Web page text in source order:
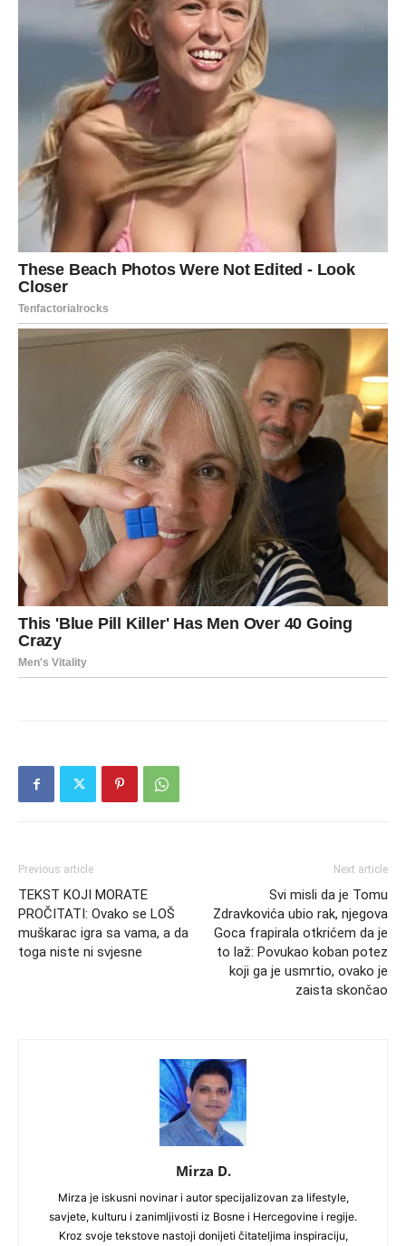
Previous article
TEKST KOJI MORATE
PROČITATI: Ovako se LOŠ
muškarac igra sa vama, a da
toga niste ni svjesne
Next article
Svi misli da je Tomu
Zdravkovića ubio rak, njegova
Goca frapirala otkrićem da je
to laž: Povukao koban potez
koji ga je usmrtio, ovako je
zaista skončao
Mirza D.
Mirza je iskusni novinar i autor specijalizovan za lifestyle,
savjete, kulturu i zanimljivosti iz Bosne i Hercegovine i regije.
Kroz svoje tekstove nastoji donijeti čitateljima inspiraciju,